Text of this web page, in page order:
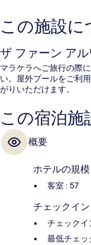
この施設に
ザ ファーン ア
マラケラへご旅行の際
い。屋外プールをご利
がりいただけます。
この宿泊施
概要
ホテルの規模
客室 : 57
チェックイ
チェックイ
最低チェッ